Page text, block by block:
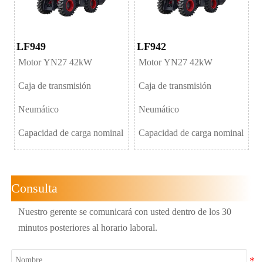
LF949
Motor YN27 42kW Yudong4105 85kW
Caja de transmisión 265B
Neumático 16/17-20
Capacidad de carga nominal 3000/5000kg
LF942
Motor YN27 42kW
Caja de transmisión
Neumático
Capacidad de carga nominal
Consulta
Nuestro gerente se comunicará con usted dentro de los 30
minutos posteriores al horario laboral.